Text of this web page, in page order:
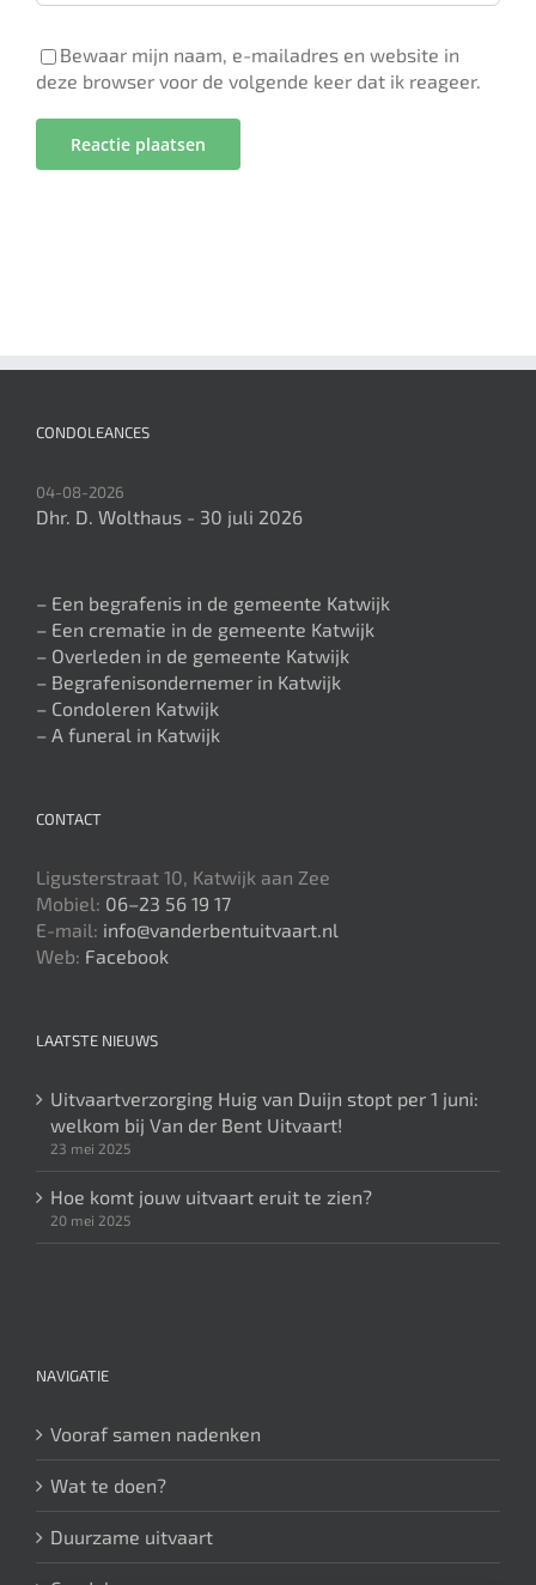
Bewaar mijn naam, e-mailadres en website in
deze browser voor de volgende keer dat ik reageer.
CONDOLEANCES
04-08-2026
Dhr. D. Wolthaus - 30 juli 2026
– Een begrafenis in de gemeente Katwijk
– Een crematie in de gemeente Katwijk
– Overleden in de gemeente Katwijk
– Begrafenisondernemer in Katwijk
– Condoleren Katwijk
– A funeral in Katwijk
CONTACT
Ligusterstraat 10, Katwijk aan Zee
Mobiel: 06–23 56 19 17
E-mail: info@vanderbentuitvaart.nl
Web: Facebook
LAATSTE NIEUWS
Uitvaartverzorging Huig van Duijn stopt per 1 juni:
welkom bij Van der Bent Uitvaart!
23 mei 2025
Hoe komt jouw uitvaart eruit te zien?
20 mei 2025
NAVIGATIE
Vooraf samen nadenken
Wat te doen?
Duurzame uitvaart